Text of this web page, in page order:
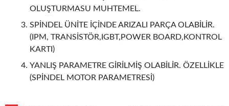
OLUŞTURMASU MUHTEMEL.
SPİNDEL ÜNİTE İÇİNDE ARIZALI PARÇA OLABİLİR.
(IPM, TRANSİSTÖR,IGBT,POWER BOARD,KONTROL
KARTI)
YANLIŞ PARAMETRE GİRİLMİŞ OLABİLİR. ÖZELLİKLE
(SPİNDEL MOTOR PARAMETRESİ)